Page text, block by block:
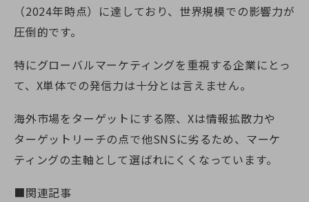
（2024年時点）に達しており、世界規模での影響力が
圧倒的です。
特にグローバルマーケティングを重視する企業にとっ
て、X単体での発信力は十分とは言えません。
海外市場をターゲットにする際、Xは情報拡散力や
ターゲットリーチの点で他SNSに劣るため、マーケ
ティングの主軸として選ばれにくくなっています。
■関連記事